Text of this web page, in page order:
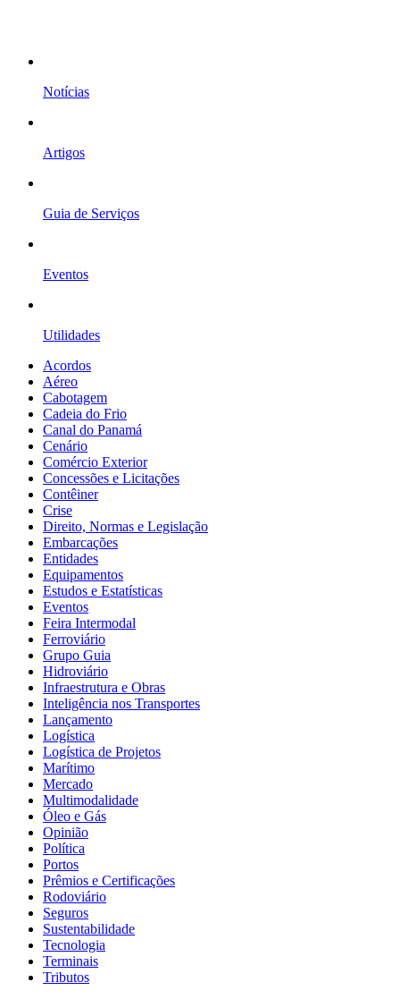
Notícias
Artigos
Guia de Serviços
Eventos
Utilidades
Acordos
Aéreo
Cabotagem
Cadeia do Frio
Canal do Panamá
Cenário
Comércio Exterior
Concessões e Licitações
Contêiner
Crise
Direito, Normas e Legislação
Embarcações
Entidades
Equipamentos
Estudos e Estatísticas
Eventos
Feira Intermodal
Ferroviário
Grupo Guia
Hidroviário
Infraestrutura e Obras
Inteligência nos Transportes
Lançamento
Logística
Logística de Projetos
Marítimo
Mercado
Multimodalidade
Óleo e Gás
Opinião
Política
Portos
Prêmios e Certificações
Rodoviário
Seguros
Sustentabilidade
Tecnologia
Terminais
Tributos